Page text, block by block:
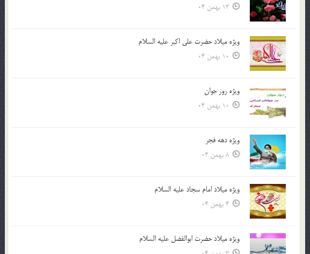
13 بهمن 04
ویژه میلاد حضرت علی اکبر علیه السلام
10 بهمن 04
ویژه روز جوان
10 بهمن 04
ویژه دهه فجر
8 بهمن 04
ویژه میلاد امام سجاد علیه السلام
4 بهمن 04
ویژه میلاد حضرت ابوالفضل علیه السلام